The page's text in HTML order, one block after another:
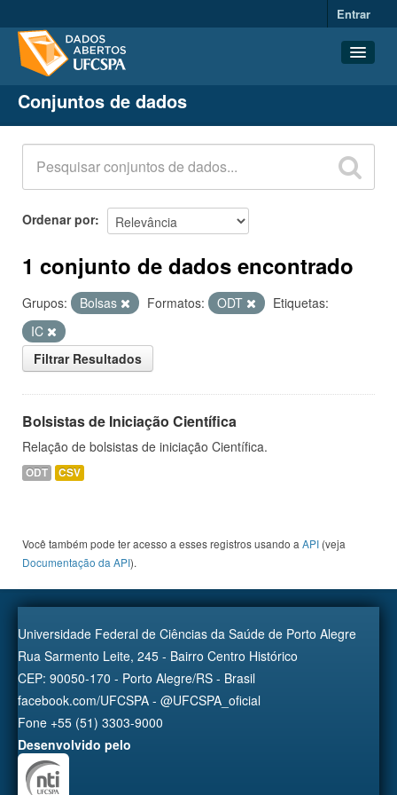
Entrar
Conjuntos de dados
Organizações
Grupos
Sobre
Conjuntos de dados
Ordenar por
1 conjunto de dados encontrado
Grupos: Bolsas Formatos: ODT
Etiquetas:
IC
Filtrar Resultados
Bolsistas de Iniciação Científica
Relação de bolsistas de iniciação Científica.
ODT CSV
Você também pode ter acesso a esses registros usando a API (veja
Documentação da API).
Universidade Federal de Ciências da Saúde de Porto Alegre
Rua Sarmento Leite, 245 - Bairro Centro Histórico
CEP: 90050-170 - Porto Alegre/RS - Brasil
facebook.com/UFCSPA - @UFCSPA_oficial
Fone +55 (51) 3303-9000
Desenvolvido pelo